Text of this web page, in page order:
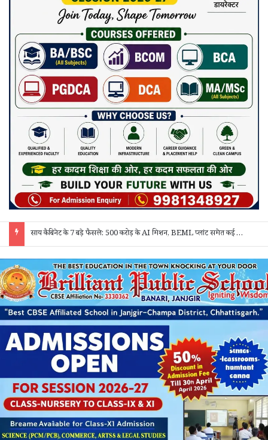
साय कैबिनेट के 7 बड़े फैसले: 500 करोड़ के AI मिशन, BEML प्लांट समेत कई अहम प्रस्तावों को मंजूरी